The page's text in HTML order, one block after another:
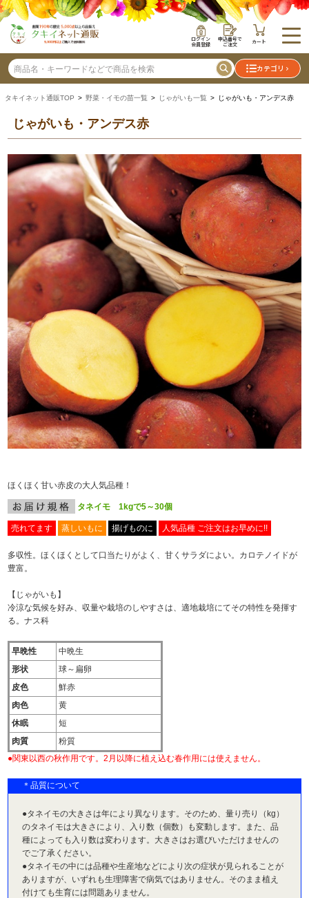
ログイン
会員登録
申込番号で
ご注文 カート
カテゴリ
タキイネット通販TOP > 野菜・イモの苗一覧 > じゃがいも一覧 > じゃがいも・アンデス赤
じゃがいも・アンデス赤
ほくほく甘い赤皮の大人気品種！
タネイモ 1kgで5～30個
売れてます 蒸しいもに 揚げものに 人気品種 ご注文はお早めに!!
多収性。ほくほくとして口当たりがよく、甘くサラダによい。カロテノイドが
豊富。
【じゃがいも】
冷涼な気候を好み、収量や栽培のしやすさは、適地栽培にてその特性を発揮す
る。ナス科
早晩性
中晩生
形状
球～扁卵
皮色
鮮赤
肉色
黄
休眠
短
肉質
粉質
●関東以西の秋作用です。2月以降に植え込む春作用には使えません。
＊品質について
●タネイモの大きさは年により異なります。そのため、量り売り（kg）
のタネイモは大きさにより、入り数（個数）も変動します。また、品
種によっても入り数は変わります。大きさはお選びいただけませんの
でご了承ください。
●タネイモの中には品種や生産地などにより次の症状が見られることが
ありますが、いずれも生理障害で病気ではありません。そのまま植え
付けても生育には問題ありません。